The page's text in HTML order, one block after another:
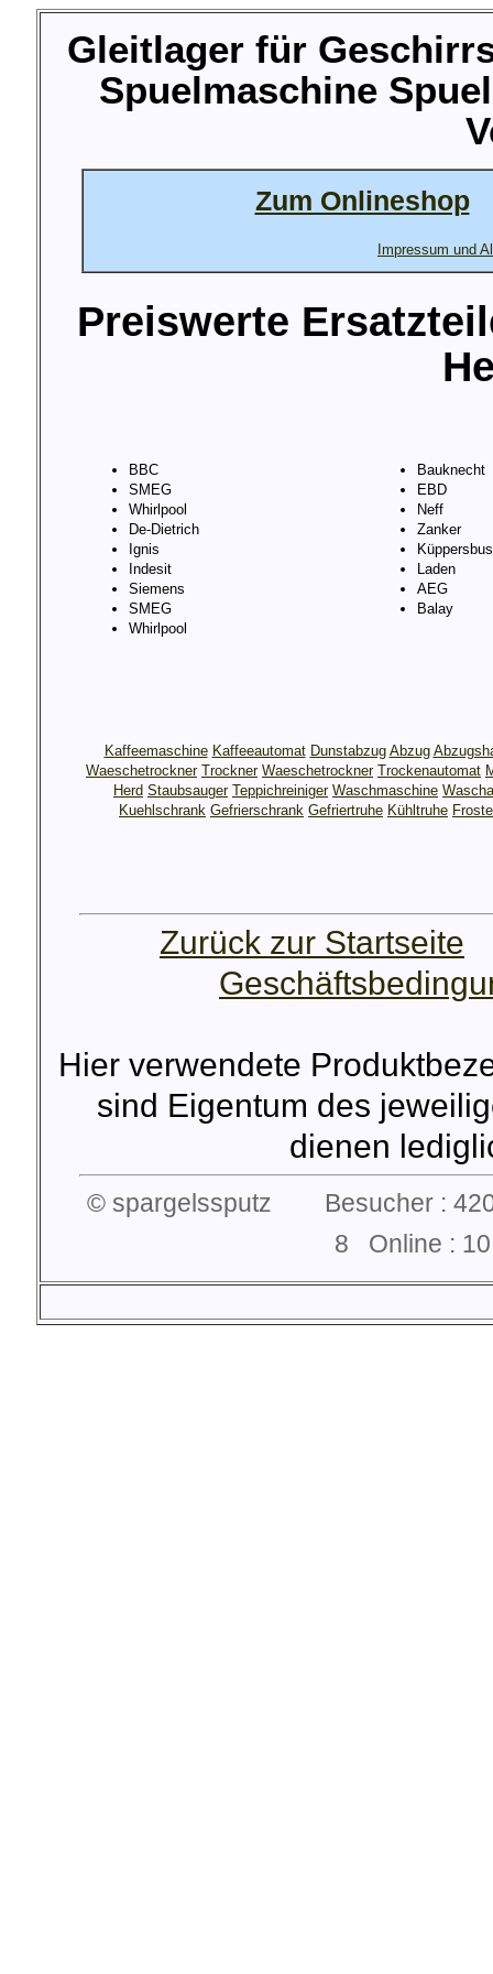
Gleitlager für
Spuelmaschine
Zum Onlineshop
Impressum und
Preiswerte
BBC
SMEG
Whirlpool
De-Dietrich
Ignis
Indesit
Siemens
SMEG
Whirlpool
Bauknecht
EBD
Neff
Zanker
Laden
AEG
Balay
Kaffeemaschine Kaffeeautomat Dunstabzug Abzug
Waeschetrockner Trockner Waeschetrockner Trockenautomat
Herd Staubsauger Teppichreiniger Waschmaschine
Kuehlschrank Gefrierschrank Gefriertruhe Kühltruhe
Zurück zur Startseite
Hier verwendete
sind Eigentum des
dienen
© spargelssputz Besucher :
8 Online :